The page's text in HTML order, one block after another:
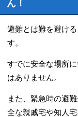
ん！
避難とは難を避け
す。
すでに安全な場所
はありません。
また、緊急時の避
全な親戚宅や知人宅